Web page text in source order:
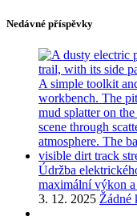
Nedávné příspěvky
Údržba
maximální výkon
3. 12. 2025 Žádné